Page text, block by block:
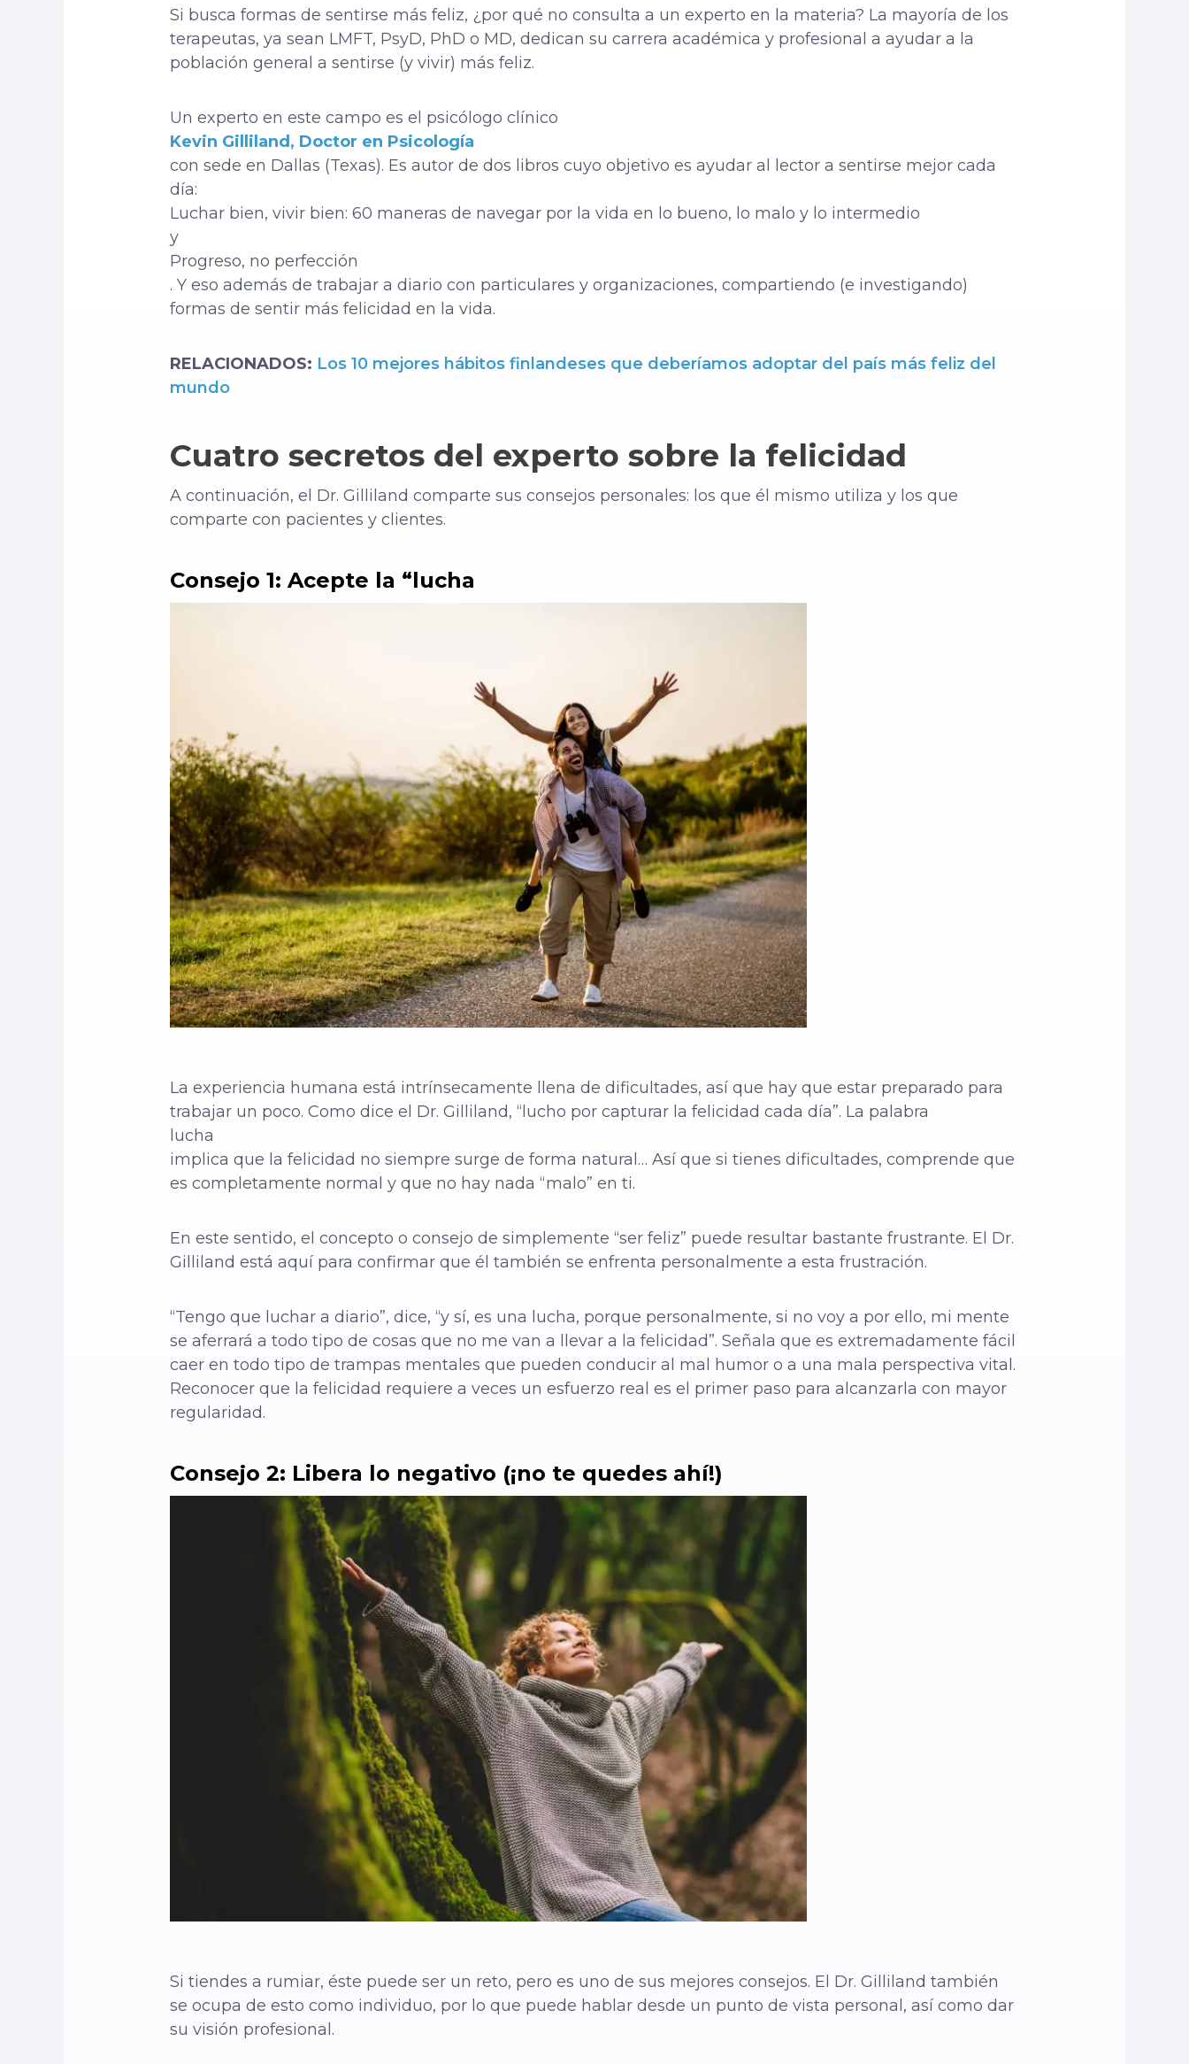
Si busca formas de sentirse más feliz, ¿por qué no consulta a un experto en la materia? La mayoría de los
terapeutas, ya sean LMFT, PsyD, PhD o MD, dedican su carrera académica y profesional a ayudar a la
población general a sentirse (y vivir) más feliz.
Un experto en este campo es el psicólogo clínico
Kevin Gilliland, Doctor en Psicología
con sede en Dallas (Texas). Es autor de dos libros cuyo objetivo es ayudar al lector a sentirse mejor cada
día:
Luchar bien, vivir bien: 60 maneras de navegar por la vida en lo bueno, lo malo y lo intermedio
y
Progreso, no perfección
. Y eso además de trabajar a diario con particulares y organizaciones, compartiendo (e investigando)
formas de sentir más felicidad en la vida.
RELACIONADOS: Los 10 mejores hábitos finlandeses que deberíamos adoptar del país más feliz del
mundo
Cuatro secretos del experto sobre la felicidad
A continuación, el Dr. Gilliland comparte sus consejos personales: los que él mismo utiliza y los que
comparte con pacientes y clientes.
Consejo 1: Acepte la “lucha
La experiencia humana está intrínsecamente llena de dificultades, así que hay que estar preparado para
trabajar un poco. Como dice el Dr. Gilliland, “lucho por capturar la felicidad cada día”. La palabra
lucha
implica que la felicidad no siempre surge de forma natural… Así que si tienes dificultades, comprende que
es completamente normal y que no hay nada “malo” en ti.
En este sentido, el concepto o consejo de simplemente “ser feliz” puede resultar bastante frustrante. El Dr.
Gilliland está aquí para confirmar que él también se enfrenta personalmente a esta frustración.
“Tengo que luchar a diario”, dice, “y sí, es una lucha, porque personalmente, si no voy a por ello, mi mente
se aferrará a todo tipo de cosas que no me van a llevar a la felicidad”. Señala que es extremadamente fácil
caer en todo tipo de trampas mentales que pueden conducir al mal humor o a una mala perspectiva vital.
Reconocer que la felicidad requiere a veces un esfuerzo real es el primer paso para alcanzarla con mayor
regularidad.
Consejo 2: Libera lo negativo (¡no te quedes ahí!)
Si tiendes a rumiar, éste puede ser un reto, pero es uno de sus mejores consejos. El Dr. Gilliland también
se ocupa de esto como individuo, por lo que puede hablar desde un punto de vista personal, así como dar
su visión profesional.